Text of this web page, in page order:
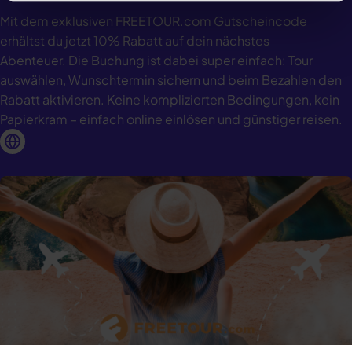
Mit dem exklusiven FREETOUR.com Gutscheincode
erhältst du jetzt 10% Rabatt auf dein nächstes
Abenteuer. Die Buchung ist dabei super einfach: Tour
auswählen, Wunschtermin sichern und beim Bezahlen den
Rabatt aktivieren. Keine komplizierten Bedingungen, kein
Papierkram – einfach online einlösen und günstiger reisen.